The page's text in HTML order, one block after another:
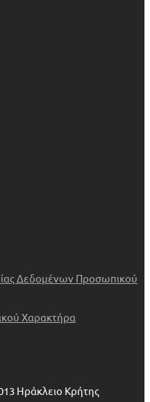
Δεδομένων Προσωπικού
Χαρακτήρα
Ηράκλειο Κρήτης